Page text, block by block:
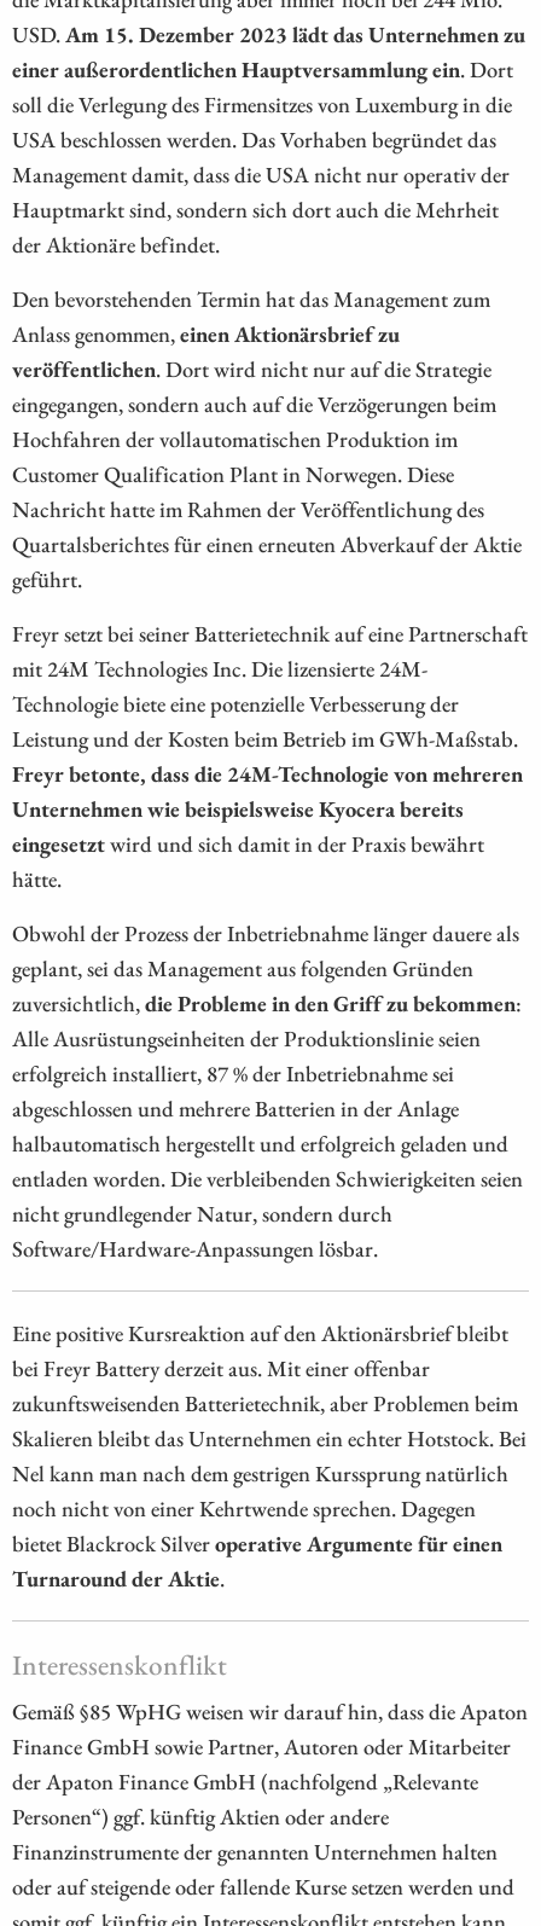
USD.Am 15. Dezember 2023 lädt das Unternehmen zu
einer außerordentlichen Hauptversammlung ein. Dort
soll die Verlegung des Firmensitzes von Luxemburg in die
USA beschlossen werden. Das Vorhaben begründet das
Management damit, dass die USA nicht nur operativ der
Hauptmarkt sind, sondern sich dort auch die Mehrheit
der Aktionäre befindet.
Den bevorstehenden Termin hat das Management zum
Anlass genommen,einen Aktionärsbrief zu
veröffentlichen. Dort wird nicht nur auf die Strategie
eingegangen, sondern auch auf die Verzögerungen beim
Hochfahren der vollautomatischen Produktion im
Customer Qualification Plant in Norwegen. Diese
Nachricht hatte im Rahmen der Veröffentlichung des
Quartalsberichtes für einen erneuten Abverkauf der Aktie
geführt.
Freyr setzt bei seiner Batterietechnik auf eine Partnerschaft
mit 24M Technologies Inc. Die lizensierte 24M-
Technologie biete eine potenzielle Verbesserung der
Leistung und der Kosten beim Betrieb im GWh-Maßstab.
Freyr betonte, dass die 24M-Technologie von mehreren
Unternehmen wie beispielsweise Kyocera bereits
eingesetztwird und sich damit in der Praxis bewährt
hätte.
Obwohl der Prozess der Inbetriebnahme länger dauere als
geplant, sei das Management aus folgenden Gründen
zuversichtlich,die Probleme in den Griff zu bekommen:
Alle Ausrüstungseinheiten der Produktionslinie seien
erfolgreich installiert, 87 % der Inbetriebnahme sei
abgeschlossen und mehrere Batterien in der Anlage
halbautomatisch hergestellt und erfolgreich geladen und
entladen worden. Die verbleibenden Schwierigkeiten seien
nicht grundlegender Natur, sondern durch
Software/Hardware-Anpassungen lösbar.
Eine positive Kursreaktion auf den Aktionärsbrief bleibt
bei Freyr Battery derzeit aus. Mit einer offenbar
zukunftsweisenden Batterietechnik, aber Problemen beim
Skalieren bleibt das Unternehmen ein echter Hotstock. Bei
Nel kann man nach dem gestrigen Kurssprung natürlich
noch nicht von einer Kehrtwende sprechen. Dagegen
bietet Blackrock Silveroperative Argumente für einen
Turnaround der Aktie.
Interessenskonflikt
Gemäß §85 WpHG weisen wir darauf hin, dass die Apaton
Finance GmbH sowie Partner, Autoren oder Mitarbeiter
der Apaton Finance GmbH (nachfolgend „Relevante
Personen“) ggf. künftig Aktien oder andere
Finanzinstrumente der genannten Unternehmen halten
oder auf steigende oder fallende Kurse setzen werden und